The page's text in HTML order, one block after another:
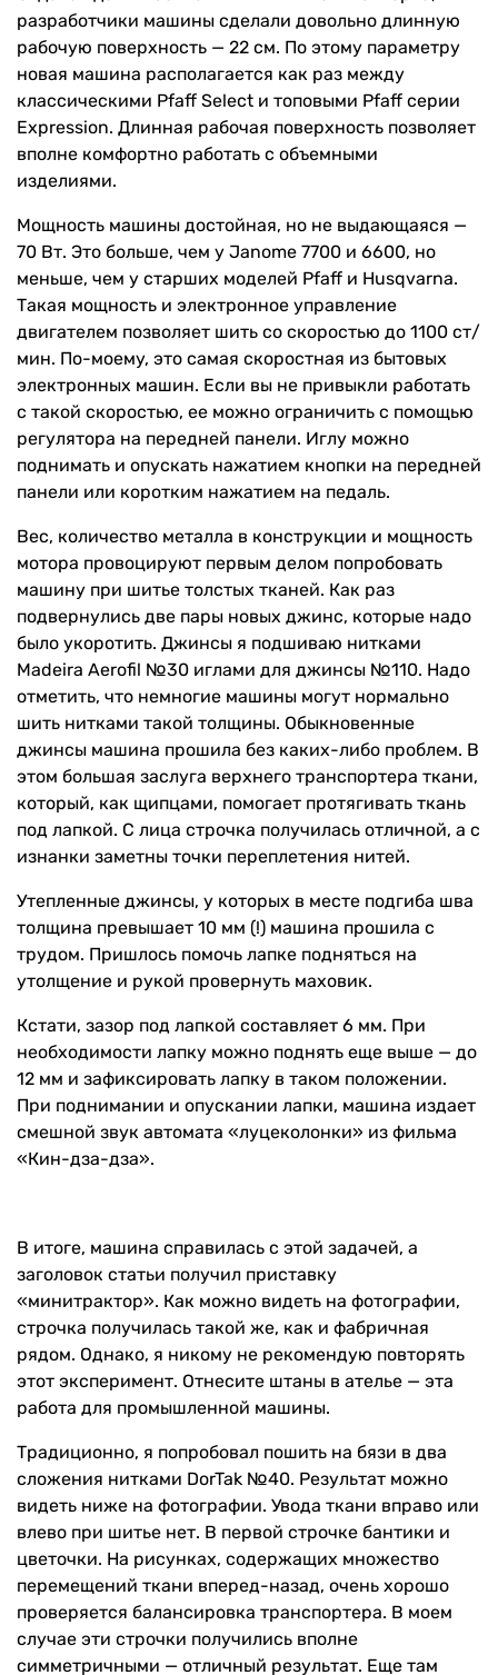
разработчики машины сделали довольно длинную
рабочую поверхность — 22 см. По этому параметру
новая машина располагается как раз между
классическими Pfaff Select и топовыми Pfaff серии
Expression. Длинная рабочая поверхность позволяет
вполне комфортно работать с объемными
изделиями.
Мощность машины достойная, но не выдающаяся —
70 Вт. Это больше, чем у Janome 7700 и 6600, но
меньше, чем у старших моделей Pfaff и Husqvarna.
Такая мощность и электронное управление
двигателем позволяет шить со скоростью до 1100 ст/
мин. По-моему, это самая скоростная из бытовых
электронных машин. Если вы не привыкли работать
с такой скоростью, ее можно ограничить с помощью
регулятора на передней панели. Иглу можно
поднимать и опускать нажатием кнопки на передней
панели или коротким нажатием на педаль.
Вес, количество металла в конструкции и мощность
мотора провоцируют первым делом попробовать
машину при шитье толстых тканей. Как раз
подвернулись две пары новых джинс, которые надо
было укоротить. Джинсы я подшиваю нитками
Madeira Aerofil №30 иглами для джинсы №110. Надо
отметить, что немногие машины могут нормально
шить нитками такой толщины. Обыкновенные
джинсы машина прошила без каких-либо проблем. В
этом большая заслуга верхнего транспортера ткани,
который, как щипцами, помогает протягивать ткань
под лапкой. С лица строчка получилась отличной, а с
изнанки заметны точки переплетения нитей.
Утепленные джинсы, у которых в месте подгиба шва
толщина превышает 10 мм (!) машина прошила с
трудом. Пришлось помочь лапке подняться на
утолщение и рукой провернуть маховик.
Кстати, зазор под лапкой составляет 6 мм. При
необходимости лапку можно поднять еще выше — до
12 мм и зафиксировать лапку в таком положении.
При поднимании и опускании лапки, машина издает
смешной звук автомата «луцеколонки» из фильма
«Кин-дза-дза».
В итоге, машина справилась с этой задачей, а
заголовок статьи получил приставку
«минитрактор». Как можно видеть на фотографии,
строчка получилась такой же, как и фабричная
рядом. Однако, я никому не рекомендую повторять
этот эксперимент. Отнесите штаны в ателье — эта
работа для промышленной машины.
Традиционно, я попробовал пошить на бязи в два
сложения нитками DorTak №40. Результат можно
видеть ниже на фотографии. Увода ткани вправо или
влево при шитье нет. В первой строчке бантики и
цветочки. На рисунках, содержащих множество
перемещений ткани вперед-назад, очень хорошо
проверяется балансировка транспортера. В моем
случае эти строчки получились вполне
симметричными — отличный результат. Еще там